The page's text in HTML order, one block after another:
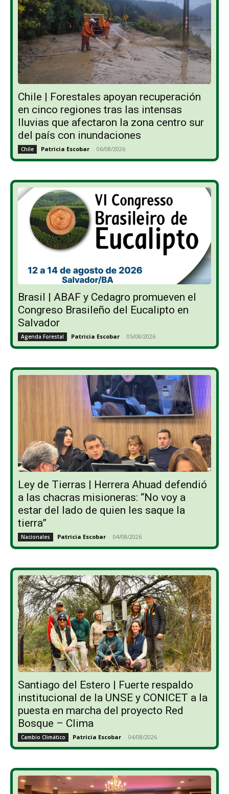
Chile | Forestales apoyan recuperación
en cinco regiones tras las intensas
lluvias que afectaron la zona centro sur
del país con inundaciones
Chile Patricia Escobar - 06/08/2026
Brasil | ABAF y Cedagro promueven el
Congreso Brasileño del Eucalipto en
Salvador
Agenda Forestal Patricia Escobar - 05/08/2026
Ley de Tierras | Herrera Ahuad defendió
a las chacras misioneras: “No voy a
estar del lado de quien les saque la
tierra”
Nacionales Patricia Escobar - 04/08/2026
Santiago del Estero | Fuerte respaldo
institucional de la UNSE y CONICET a la
puesta en marcha del proyecto Red
Bosque – Clima
Cambio Climático Patricia Escobar - 04/08/2026